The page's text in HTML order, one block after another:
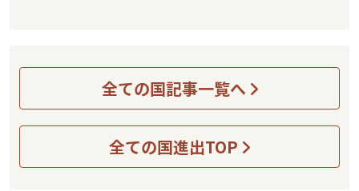
全ての国記事一覧へ
全ての国進出TOP